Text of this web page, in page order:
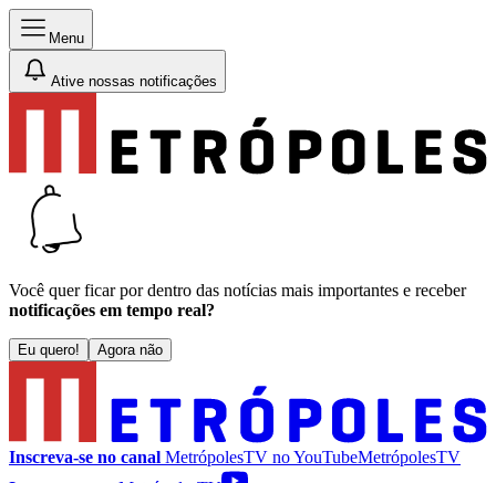
Menu
Ative nossas notificações
Você quer ficar por dentro das notícias mais importantes e receber
notificações em tempo real?
Eu quero! Agora não
Inscreva-se no canal MetrópolesTV noYouTubeMetrópolesTV